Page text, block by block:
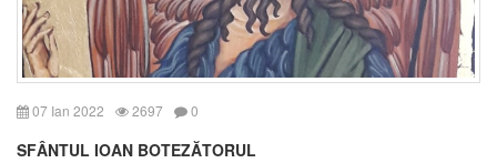
07 Ian 2022 2697 0
SFÂNTUL IOAN BOTEZĂTORUL